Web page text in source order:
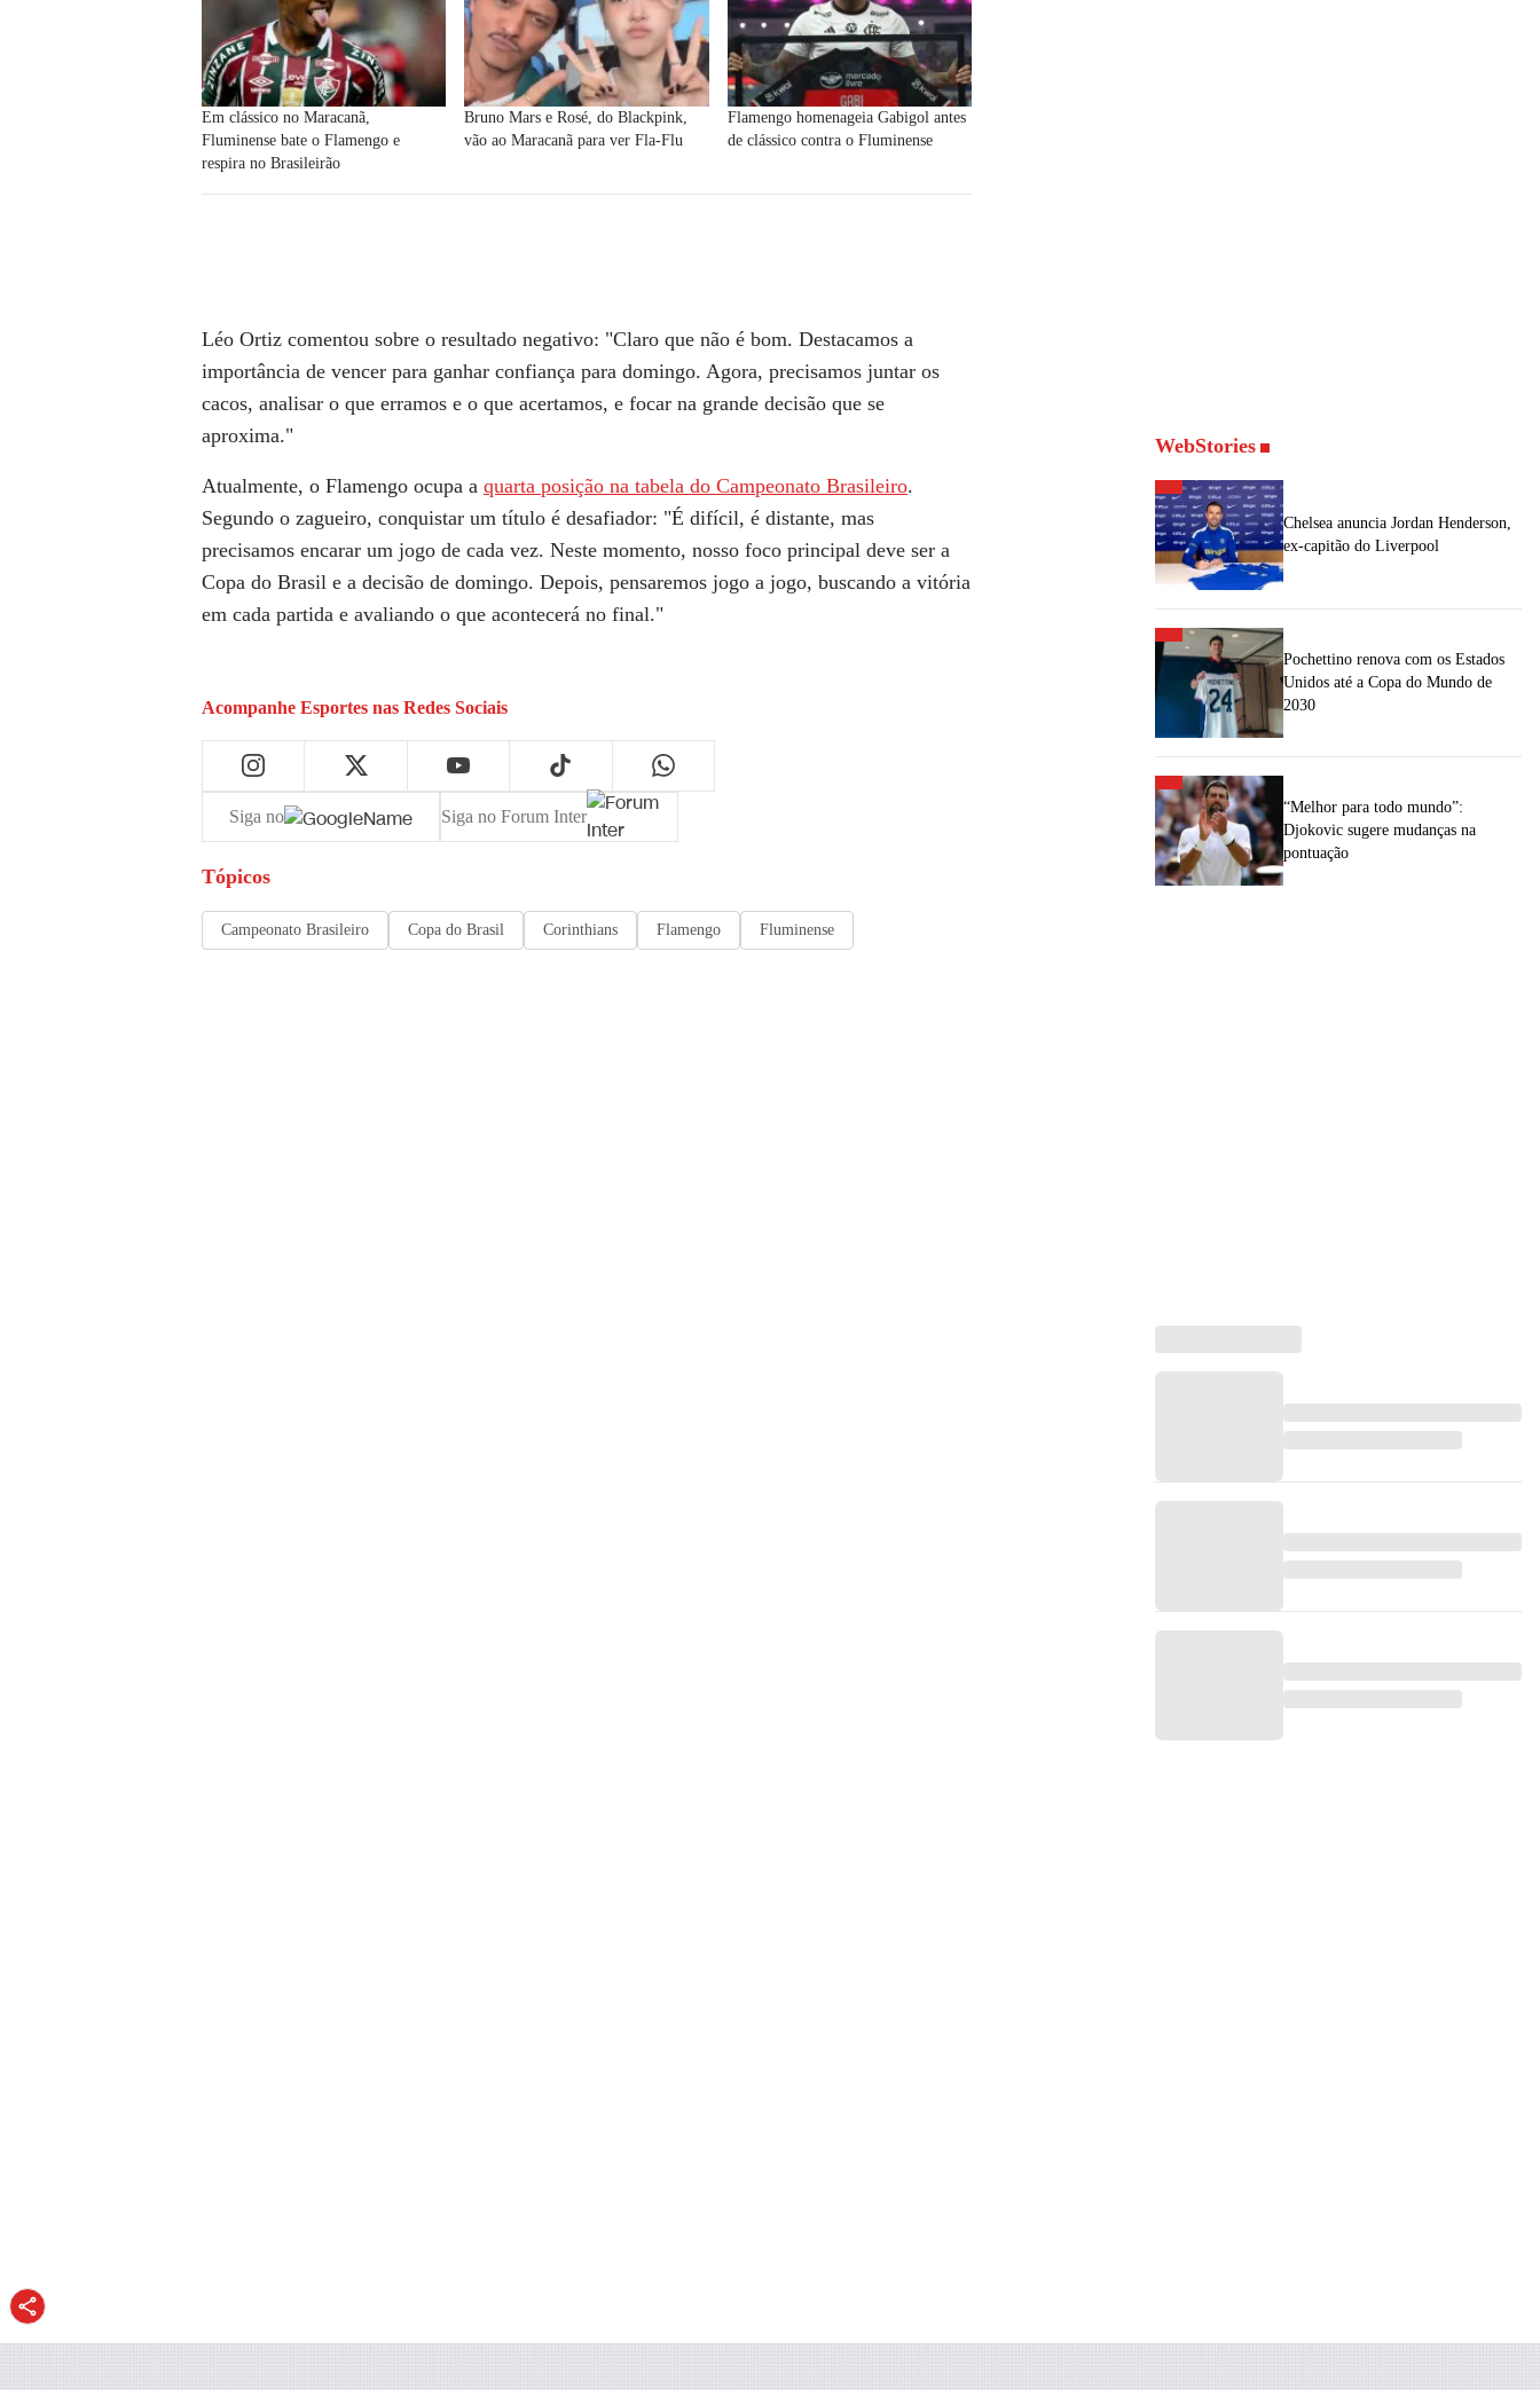
Em clássico no Maracanã,
Fluminense bate o Flamengo e
respira no Brasileirão
Bruno Mars e Rosé, do Blackpink,
vão ao Maracanã para ver Fla-Flu
Flamengo homenageia Gabigol antes
de clássico contra o Fluminense
Léo Ortiz comentou sobre o resultado negativo: "Claro que não é bom. Destacamos a
importância de vencer para ganhar confiança para domingo. Agora, precisamos juntar os
cacos, analisar o que erramos e o que acertamos, e focar na grande decisão que se
aproxima."
Atualmente, o Flamengo ocupa a quarta posição na tabela do Campeonato Brasileiro.
Segundo o zagueiro, conquistar um título é desafiador: "É difícil, é distante, mas
precisamos encarar um jogo de cada vez. Neste momento, nosso foco principal deve ser a
Copa do Brasil e a decisão de domingo. Depois, pensaremos jogo a jogo, buscando a vitória
em cada partida e avaliando o que acontecerá no final."
Acompanhe Esportes nas Redes Sociais
Siga no Siga no Forum Inter
Tópicos
Campeonato Brasileiro Copa do Brasil Corinthians Flamengo Fluminense
WebStories
Chelsea anuncia Jordan Henderson,
ex-capitão do Liverpool
Pochettino renova com os Estados
Unidos até a Copa do Mundo de
2030
“Melhor para todo mundo”:
Djokovic sugere mudanças na
pontuação